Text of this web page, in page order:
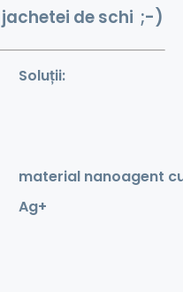
de schi ;-)
Soluții:
material nanoagent
Ag+